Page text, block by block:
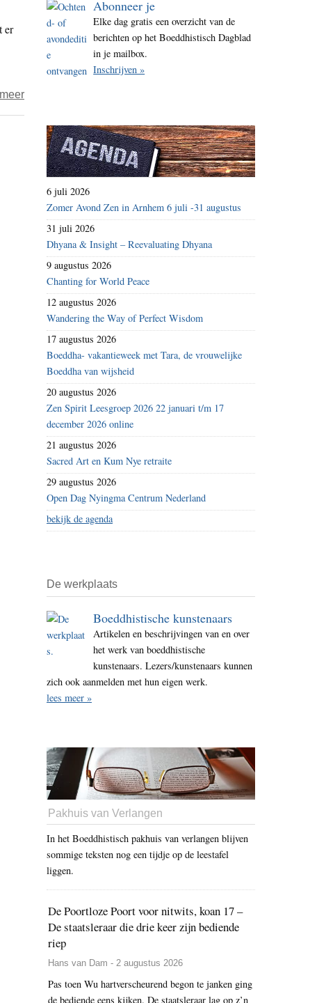
i
t
er
over
overlever,
strateeg
dualiteit
daarachter
Abonneer je
Elke dag gratis een overzicht van de
berichten op het Boeddhistisch Dagblad
in je mailbox.
Inschrijven »
6 juli 2026
Zomer Avond Zen in Arnhem 6 juli -31 augustus
31 juli 2026
Dhyana & Insight – Reevaluating Dhyana
9 augustus 2026
Chanting for World Peace
12 augustus 2026
Wandering the Way of Perfect Wisdom
17 augustus 2026
Boeddha- vakantieweek met Tara, de vrouwelijke
Boeddha van wijsheid
20 augustus 2026
Zen Spirit Leesgroep 2026 22 januari t/m 17
december 2026 online
21 augustus 2026
Sacred Art en Kum Nye retraite
29 augustus 2026
Open Dag Nyingma Centrum Nederland
bekijk de agenda
De werkplaats
Boeddhistische kunstenaars
Artikelen en beschrijvingen van en over
het werk van boeddhistische
kunstenaars. Lezers/kunstenaars kunnen
zich ook aanmelden met hun eigen werk.
lees meer »
Pakhuis van Verlangen
In het Boeddhistisch pakhuis van verlangen blijven
sommige teksten nog een tijdje op de leestafel
liggen.
De Poortloze Poort voor nitwits, koan 17 –
De staatsleraar die drie keer zijn bediende
riep
Hans van Dam - 2 augustus 2026
Pas toen Wu hartverscheurend begon te janken ging
de bediende eens kijken. De staatsleraar lag op z’n